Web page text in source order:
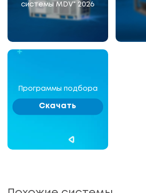
системы MDV" 2026
Программы подбора
Скачать